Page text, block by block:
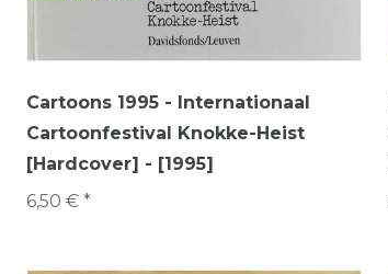
Cartoons 1995 - Internationaal
Cartoonfestival Knokke-Heist
[Hardcover] - [1995]
6,50 € *